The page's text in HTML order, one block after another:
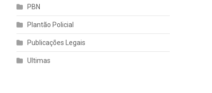
PBN
Plantão Policial
Publicações Legais
Ultimas